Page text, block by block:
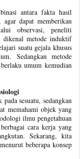
antara fakta hasil
dapat memberikan
observasi, peneliti
dikenal metode induktif
suatu gejala khusus
Sedangkan metode
umum kemudian
sesuatu, sedangkan
memahami objek yang
ilmu pengetahuan
cara kerja yang
Sekarang, kita
beberapa konsep